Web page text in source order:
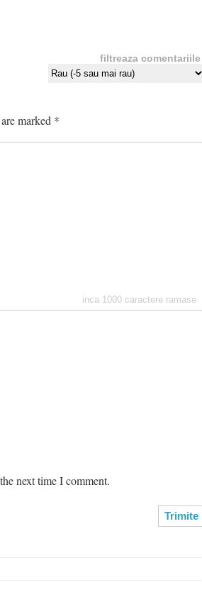
filtreaza comentariile
marked *
inca 1000 caractere ramase
next time I comment.